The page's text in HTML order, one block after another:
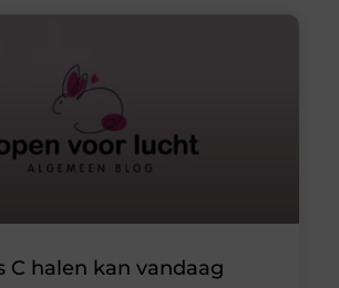
C halen kan vandaag